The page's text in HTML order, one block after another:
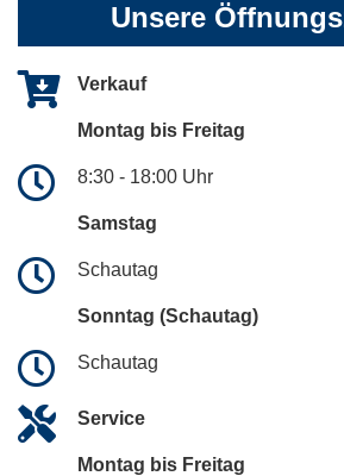
Unsere
Verkauf
Montag bis Freitag
8:30 - 18:00 Uhr
Samstag
Schautag
Sonntag (Schautag)
Schautag
Service
Montag bis Freitag